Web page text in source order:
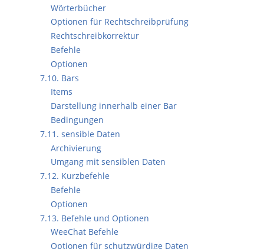
Wörterbücher
Optionen für Rechtschreibprüfung
Rechtschreibkorrektur
Befehle
Optionen
7.10. Bars
Items
Darstellung innerhalb einer Bar
Bedingungen
7.11. sensible Daten
Archivierung
Umgang mit sensiblen Daten
7.12. Kurzbefehle
Befehle
Optionen
7.13. Befehle und Optionen
WeeChat Befehle
Optionen für schutzwürdige Daten